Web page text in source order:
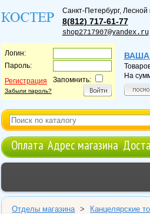
Санкт-Петербург, Лесной
8(812) 717-61-77
shop2717907@yandex.ru
Логин:
Пароль:
Регистрация
Забыли пароль?
Запомнить:
ВАША
На
Оплата Адрес магазина
Отделы магазина > Канцелярские